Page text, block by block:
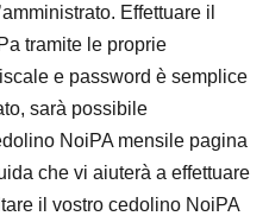
Effettuare il
tramite le proprie
e password è semplice
sarà possibile
NoiPA mensile pagina
che vi aiuterà a effettuare
il vostro cedolino NoiPA